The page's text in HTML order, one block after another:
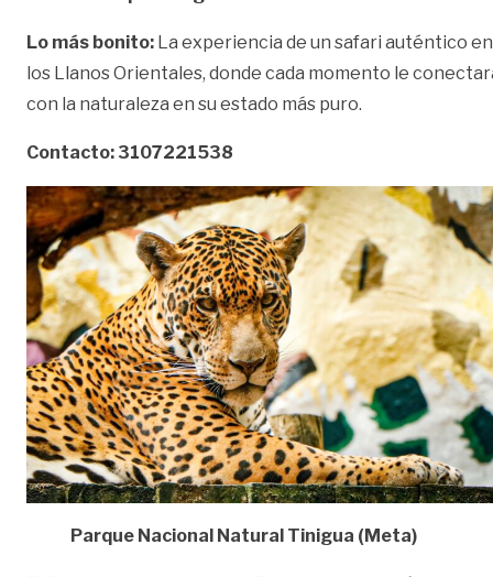
Lo más bonito: La experiencia de un safari auténtico en
los Llanos Orientales, donde cada momento le
con la naturaleza en su estado más puro.
Contacto: 3107221538
Parque Nacional Natural Tinigua (Meta)